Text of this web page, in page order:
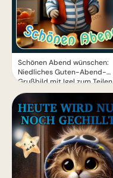
Schönen Abend wünschen:
Niedliches Guten-Abend-
Grußbild mit Igel zum Teilen